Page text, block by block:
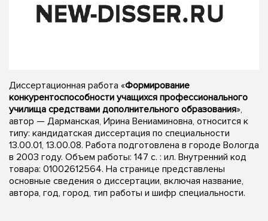
Диссертационная работа «Формирование
конкурентоспособности учащихся профессионального
училища средствами дополнительного образования»,
автор — Дарманская, Ирина Вениаминовна, относится к
типу: кандидатская диссертация по специальности
13.00.01, 13.00.08. Работа подготовлена в городе Вологда
в 2003 году. Объем работы: 147 с. : ил. Внутренний код
товара: 01002612564. На странице представлены
основные сведения о диссертации, включая название,
автора, год, город, тип работы и шифр специальности.